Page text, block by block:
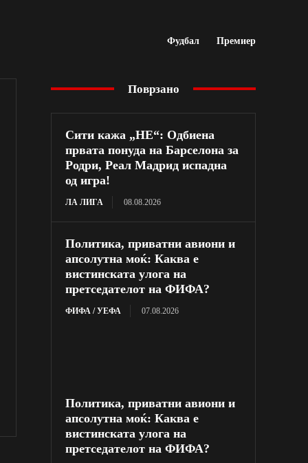
Фудбал Премиер
Поврзано
Сити кажа „НЕ“: Одбиена
првата понуда на Барселона за
Родри, Реал Мадрид испадна
од игра!
ЛА ЛИГА 08.08.2026
Политика, приватни авиони и
апсолутна моќ: Каква е
вистинската улога на
претседателот на ФИФА?
ФИФА / УЕФА 07.08.2026
Политика, приватни авиони и
апсолутна моќ: Каква е
вистинската улога на
претседателот на ФИФА?